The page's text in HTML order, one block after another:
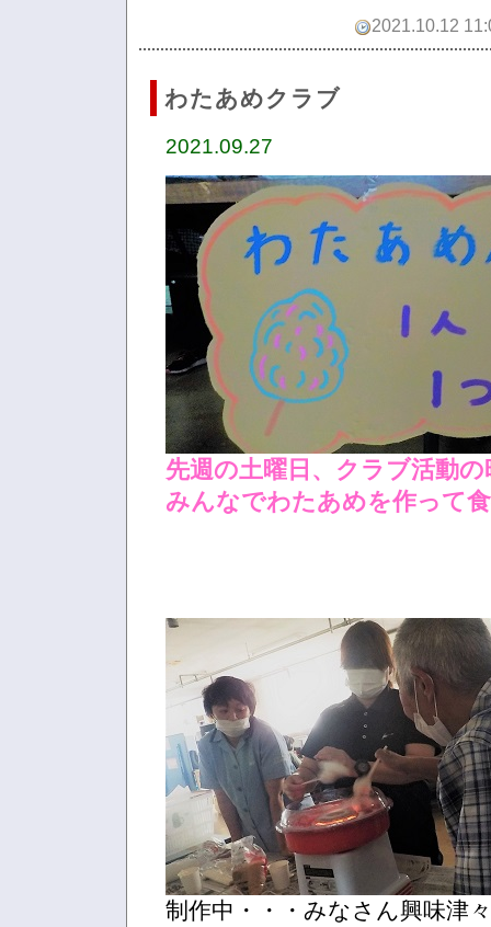
2021.10.12
わたあめクラブ
2021.09.27
先週の土曜日、クラブ活動の
みんなでわたあめを作って
制作中・・・みなさん興味津